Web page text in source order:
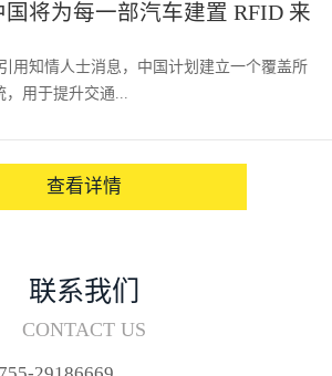
将为每一部汽车建置 RFID 来
用知情人士消息，中国计划建立一个覆盖所
，用于提升交通...
查看详情
联系我们
CONTACT US